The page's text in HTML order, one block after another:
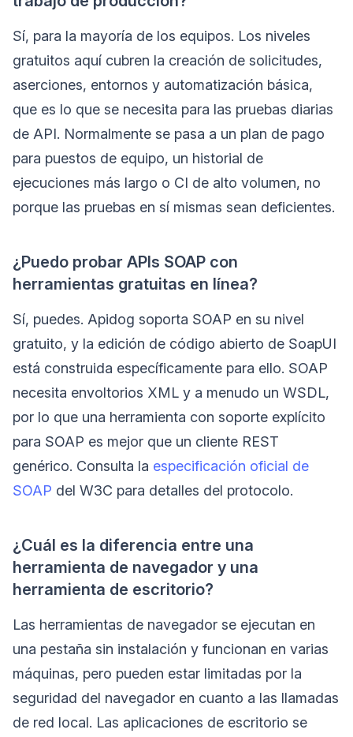
Sí, para la mayoría de los equipos. Los niveles
gratuitos aquí cubren la creación de solicitudes,
aserciones, entornos y automatización básica,
que es lo que se necesita para las pruebas diarias
de API. Normalmente se pasa a un plan de pago
para puestos de equipo, un historial de
ejecuciones más largo o CI de alto volumen, no
porque las pruebas en sí mismas sean deficientes.
¿Puedo probar APIs SOAP con
herramientas gratuitas en línea?
Sí, puedes. Apidog soporta SOAP en su nivel
gratuito, y la edición de código abierto de SoapUI
está construida específicamente para ello. SOAP
necesita envoltorios XML y a menudo un WSDL,
por lo que una herramienta con soporte explícito
para SOAP es mejor que un cliente REST
genérico. Consulta la especificación oficial de
SOAP del W3C para detalles del protocolo.
¿Cuál es la diferencia entre una
herramienta de navegador y una
herramienta de escritorio?
Las herramientas de navegador se ejecutan en
una pestaña sin instalación y funcionan en varias
máquinas, pero pueden estar limitadas por la
seguridad del navegador en cuanto a las llamadas
de red local. Las aplicaciones de escritorio se